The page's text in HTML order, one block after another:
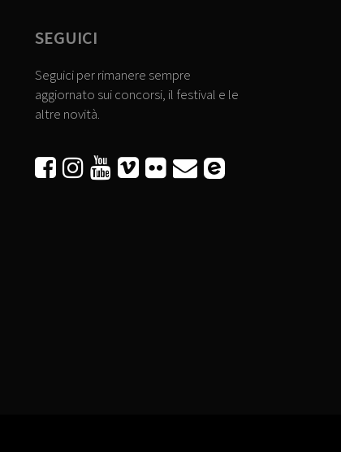
SEGUICI
Seguici per rimanere sempre
aggiornato sui concorsi, il festival e le
altre novità.
     